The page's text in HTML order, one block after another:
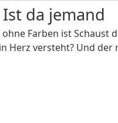
da jemand
Farben ist
Herz versteht? Und